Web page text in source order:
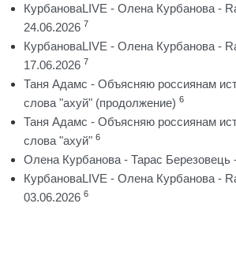
КурбановаLIVE - Олена Курбанова -
24.06.2026 7
КурбановаLIVE - Олена Курбанова -
17.06.2026 7
Таня Адамс - Объясняю россиянам
слова "ахуй" (продолжение) 6
Таня Адамс - Объясняю россиянам
слова "ахуй" 6
Олена Курбанова - Тарас Березовець
КурбановаLIVE - Олена Курбанова -
03.06.2026 6